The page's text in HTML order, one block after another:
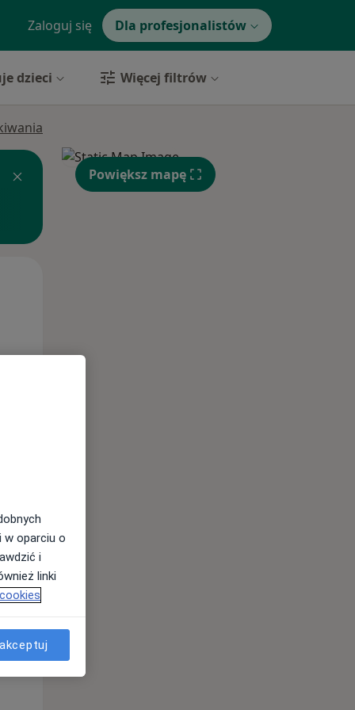
Zaloguj się Dla profesjonalistów
dzieci Więcej filtrów
Pon,
10 Sie
Powiększ mapę
w oparciu o
i
linki